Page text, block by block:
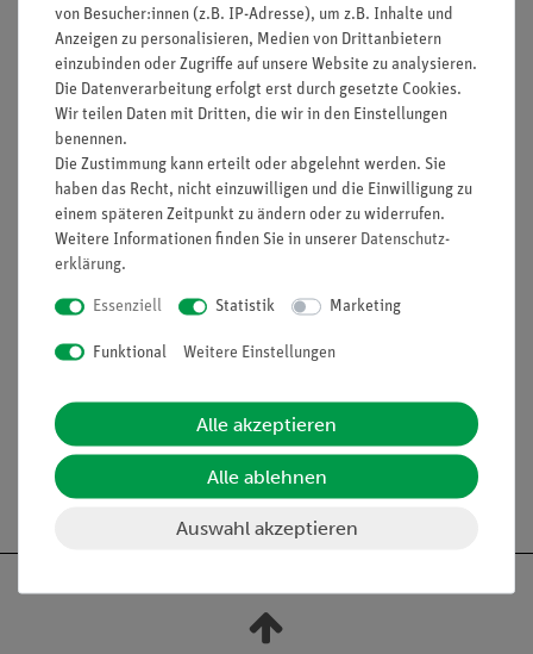
elektronenmikroskopischen Beobachtungen modelliert.
von Besucher:innen (z.B. IP-Adresse), um z.B. Inhalte und
Anzeigen zu personalisieren, Medien von Drittanbietern
einzubinden oder Zugriffe auf unsere Website zu analysieren.
Die Datenverarbeitung erfolgt erst durch gesetzte Cookies.
Wir teilen Daten mit Dritten, die wir in den Einstellungen
benennen.
Die Zustimmung kann erteilt oder abgelehnt werden. Sie
haben das Recht, nicht einzuwilligen und die Einwilligung zu
einem späteren Zeitpunkt zu ändern oder zu widerrufen.
Weitere Informationen finden Sie in unserer Daten­schutz­
erklärung.
Essenziell Statistik Marketing
Funktional Weitere Einstellungen
Alle akzeptieren
Alle ablehnen
Auswahl akzeptieren